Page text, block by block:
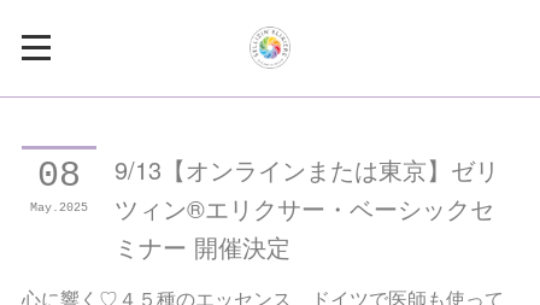
08
May 2025
9/13【オンラインまたは東京】ゼリ
ツィン®エリクサー・ベーシックセ
ミナー 開催決定
心に響く♡４５種のエッセンス ドイツで医師も使って